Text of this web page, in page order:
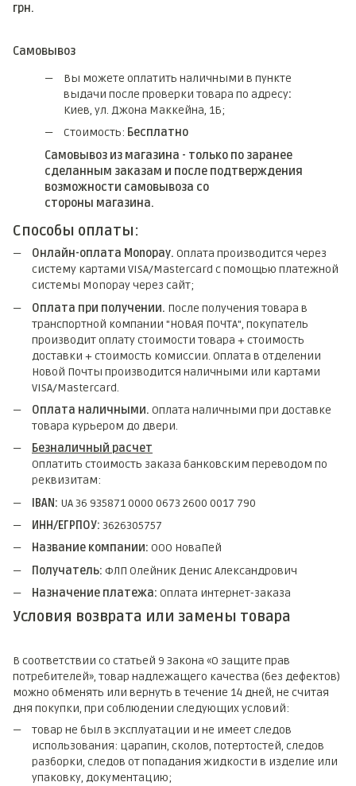
грн.
Самовывоз
Вы можете оплатить наличными в пункте
выдачи после проверки товара по адресу:
Киев, ул. Джона Маккейна, 1Б;
Стоимость: Бесплатно
Самовывоз из магазина - только по заранее
сделанным заказам и после подтверждения
возможности самовывоза со
стороны магазина.
Способы оплаты:
Онлайн-оплата Monopay. Оплата производится через
систему картами VISA/Mastercard с помощью платежной
системы Monopay через сайт;
Оплата при получении. После получения товара в
транспортной компании "НОВАЯ ПОЧТА", покупатель
производит оплату стоимости товара + стоимость
доставки + стоимость комиссии. Оплата в отделении
Новой Почты производится наличными или картами
VISA/Mastercard.
Оплата наличными. Оплата наличными при доставке
товара курьером до двери.
Безналичный расчет
Оплатить стоимость заказа банковским переводом по
реквизитам:
IBAN: UA 36 935871 0000 0673 2600 0017 790
ИНН/ЕГРПОУ: 3626305757
Название компании: ООО НоваПей
Получатель: ФЛП Олейник Денис Александрович
Назначение платежа: Оплата интернет-заказа
Условия возврата или замены товара
В соответствии со статьей 9 Закона «О защите прав
потребителей», товар надлежащего качества (без дефектов)
можно обменять или вернуть в течение 14 дней, не считая
дня покупки, при соблюдении следующих условий:
товар не был в эксплуатации и не имеет следов
использования: царапин, сколов, потертостей, следов
разборки, следов от попадания жидкости в изделие или
упаковку, документацию;